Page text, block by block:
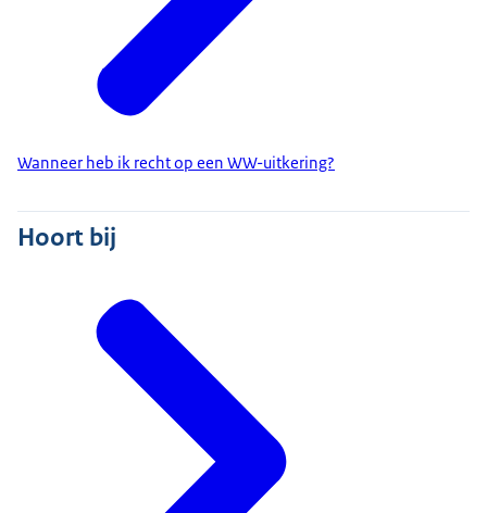
Wanneer heb ik recht op een WW-uitkering?
Hoort bij